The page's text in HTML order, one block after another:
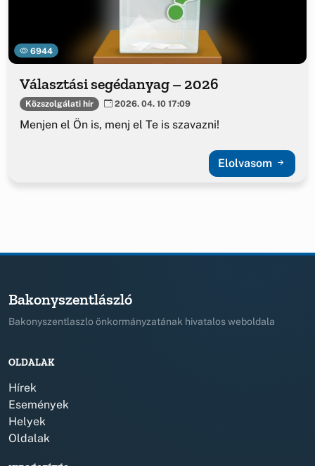
6944
Választási segédanyag – 2026
Közszolgálati hír 2026. 04. 10 17:09
Menjen el Ön is, menj el Te is szavazni!
Elolvasom
Bakonyszentlászló
Bakonyszentlaszlo önkormányzatának hivatalos weboldala
OLDALAK
Hírek
Események
Helyek
Oldalak